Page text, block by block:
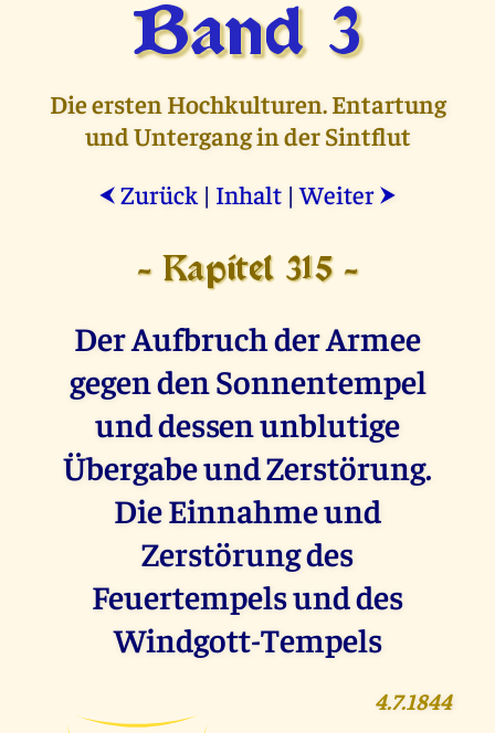
Band 3
Die ersten Hochkulturen. Entartung
und Untergang in der Sintflut
⮜ Zurück | Inhalt |Weiter ⮞
- Kapitel 315 -
Der Aufbruch der Armee
gegen den Sonnentempel
und dessen unblutige
Übergabe und Zerstörung.
Die Einnahme und
Zerstörung des
Feuertempels und des
Windgott-Tempels
4.7.1844